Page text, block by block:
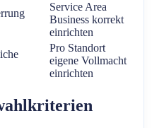
Service Area
Business korrekt
einrichten
Pro Standort
eigene Vollmacht
einrichten